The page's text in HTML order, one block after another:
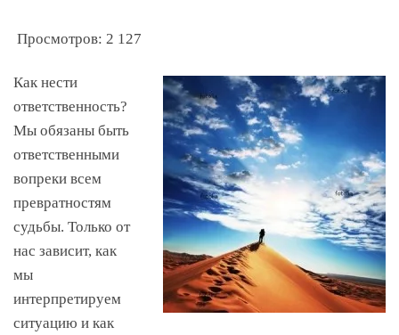
Просмотров: 2 127
Как нести
ответственность?
Мы обязаны быть
ответственными
вопреки всем
превратностям
судьбы. Только от
нас зависит, как
мы
интерпретируем
ситуацию и как